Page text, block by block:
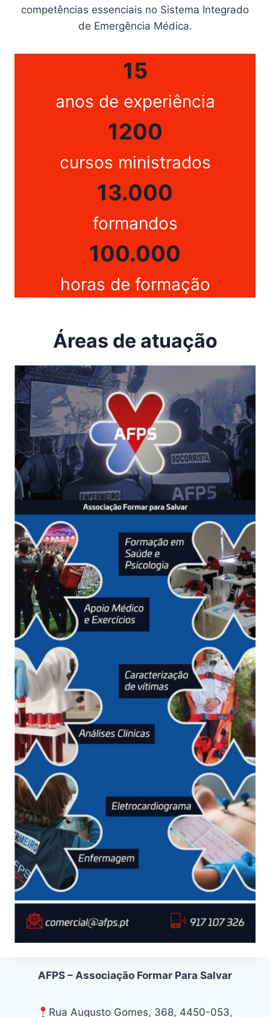
competências essenciais no Sistema Integrado
de Emergência Médica.
15
anos de experiência
1200
cursos ministrados
13.000
formandos
100.000
horas de formação
Áreas de atuação
AFPS – Associação Formar Para Salvar
Rua Augusto Gomes, 368, 4450-053,